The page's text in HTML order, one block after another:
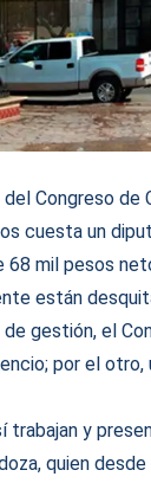
Congreso de
cuesta un
68 mil pesos
están
gestión, el
por el
trabajan y
quien